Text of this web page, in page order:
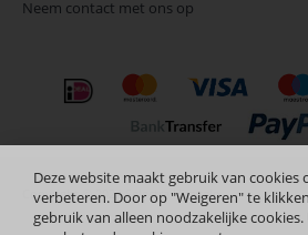
Neem contact met ons op
Deze website maakt gebruik van cookies
verbeteren. Door op "Weigeren" te
gebruik van alleen noodzakelijke
Copyright © 2024 Selectra Hengelo